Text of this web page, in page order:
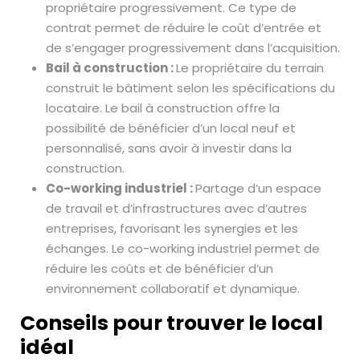
propriétaire progressivement. Ce type de
contrat permet de réduire le coût d’entrée et
de s’engager progressivement dans l’acquisition.
Bail à construction :Le propriétaire du terrain
construit le bâtiment selon les spécifications du
locataire. Le bail à construction offre la
possibilité de bénéficier d’un local neuf et
personnalisé, sans avoir à investir dans la
construction.
Co-working industriel :Partage d’un espace
de travail et d’infrastructures avec d’autres
entreprises, favorisant les synergies et les
échanges. Le co-working industriel permet de
réduire les coûts et de bénéficier d’un
environnement collaboratif et dynamique.
Conseils pour trouver le local
idéal